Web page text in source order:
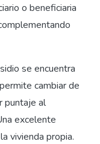
o beneficiaria
se encuentra
cambiar de
puntaje al
excelente
vivienda propia.